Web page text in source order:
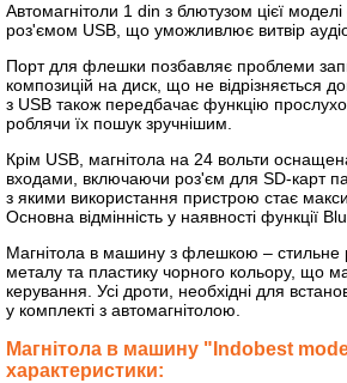
Автомагнітоли 1 din з блютузом цієї
роз'ємом USB, що уможливлює витвір
Порт для флешки позбавляє проблеми
композицій на диск, що не відрізняється
з USB також передбачає функцію
роблячи їх пошук зручнішим.
Крім USB, магнітола на 24 вольти
входами, включаючи роз'єм для SD-карт
з якими використання пристрою стає
Основна відмінність у наявності функції
Магнітола в машину з флешкою ​​– стильне
металу та пластику чорного кольору, що
керування. Усі дроти, необхідні для
у комплекті з автомагнітолою.
Магнітола в машину "Indobest
характеристики: